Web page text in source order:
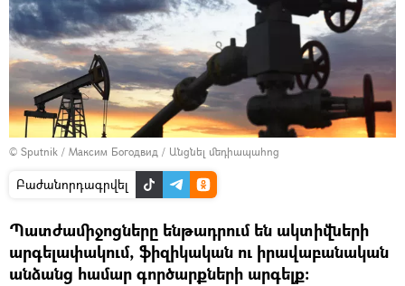
© Sputnik / Максим Богодвид / Անցնել մեդիապահոց
Բաժանորդագրվել
Պատժամիջոցները ենթադրում են ակտիվների
արգելափակում, ֆիզիկական ու իրավաբանական
անձանց համար գործարքների արգելք: